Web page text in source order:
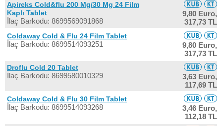
Apireks Cold&flu 200 Mg/30 Mg 24 Film
Kaplı Tablet
İlaç Barkodu: 8699569091868
9,80 Euro,
317,73 TL
Coldaway Cold & Flu 24 Film Tablet
İlaç Barkodu: 8699514093251
9,80 Euro,
317,73 TL
Droflu Cold 20 Tablet
İlaç Barkodu: 8699580010329
3,63 Euro,
117,69 TL
Coldaway Cold & Flu 30 Film Tablet
İlaç Barkodu: 8699514093268
3,46 Euro,
112,18 TL